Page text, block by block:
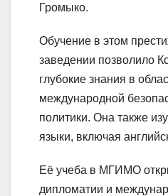
Громыко.
Обучение в этом
заведении позволило
глубокие знания в
международной
политики. Она также
языки, включая
Её учеба в МГИМО
дипломатии и